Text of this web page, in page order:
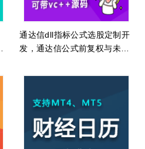
通达信dll指标公式选股定制开
发，通达信公式前复权与未复